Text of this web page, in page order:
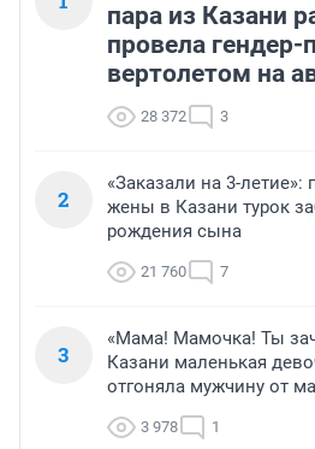
пара из Казани
провела гендер-
вертолетом на
28 372 3
2
«Заказали на 3-летие»:
жены в Казани турок
рождения сына
21 760 7
3
«Мама! Мамочка! Ты
Казани маленькая
отгоняла мужчину от
3 978 1